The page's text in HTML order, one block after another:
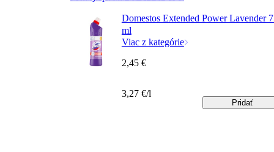
Domestos Extended Power Lavender
ml
Viac z kategórie
2,45 €
3,27 €/l
Pridať